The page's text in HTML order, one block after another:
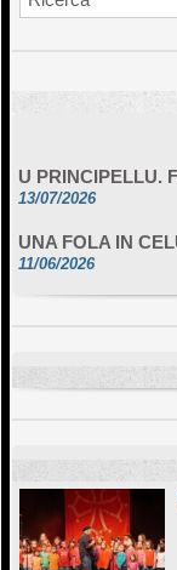
13/07/2026
11/06/2026
DA SCIMULÌ
10/06/2026